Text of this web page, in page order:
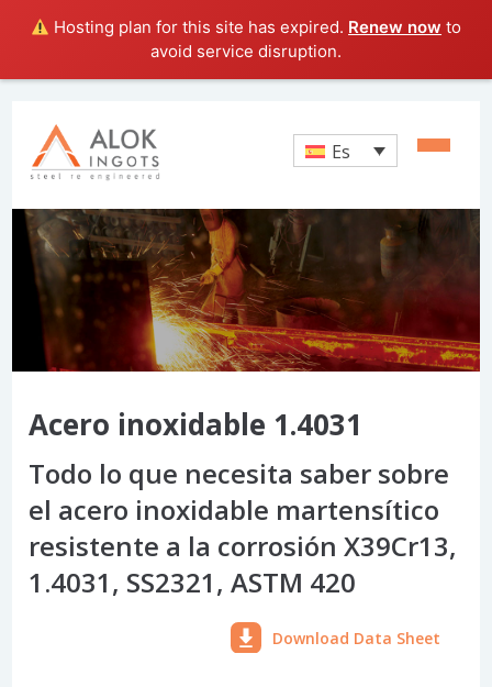
Hosting plan for this site has expired. Renew now to
avoid service disruption.
Es
Acero inoxidable 1.4031
Todo lo que necesita saber sobre
el acero inoxidable martensítico
resistente a la corrosión X39Cr13,
1.4031, SS2321, ASTM 420
Download Data Sheet